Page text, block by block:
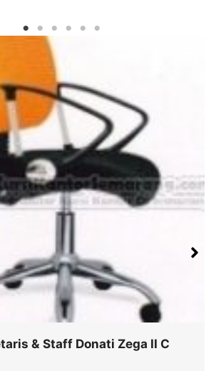
& Staff Donati Zega II AL